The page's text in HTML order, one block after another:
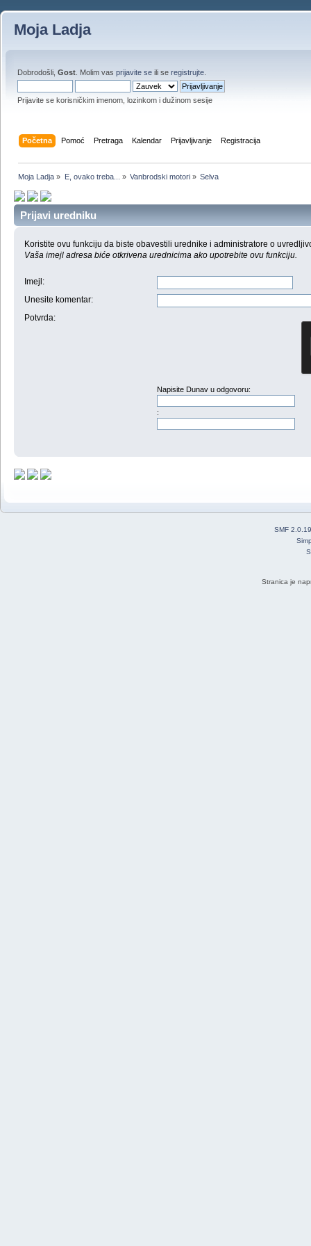
Moja Ladja
Dobrodošli, Gost . Molim vas prijavite se ili se registrujte
Prijavite se korisničkim imenom, lozinkom i dužinom sesije
Početna Pomoć Pretraga Kalendar Prijavljivanje Registracija
Moja Ladja » E, ovako treba... » Vanbrodski motori» Selva
Prijavi uredniku
Koristite ovu funkciju da biste obavestili urednike i administratore o
Vaša imejl adresa biće otkrivena urednicima ako upotrebite ovu funkciju.
Imejl :
Unesite komentar:
Potvrda:
Napisite Dunav u odgovoru:
:
SMF 2.0.19
Stranica je